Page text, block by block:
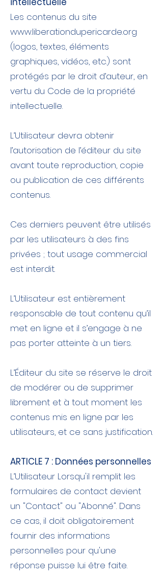
Les contenus du site
www.liberationdupericarde.org
(logos, textes, éléments
graphiques, vidéos, etc.) sont
protégés par le droit d’auteur, en
vertu du Code de la propriété
intellectuelle.
L’Utilisateur devra obtenir
l’autorisation de l’éditeur du site
avant toute reproduction, copie
ou publication de ces différents
contenus.
Ces derniers peuvent être utilisés
par les utilisateurs à des fins
privées ; tout usage commercial
est interdit.
L’Utilisateur est entièrement
responsable de tout contenu qu’il
met en ligne et il s’engage à ne
pas porter atteinte à un tiers.
L’Éditeur du site se réserve le droit
de modérer ou de supprimer
librement et à tout moment les
contenus mis en ligne par les
utilisateurs, et ce sans justification.
ARTICLE 7 : Données personnelles
L’Utilisateur Lorsqu'il remplit les
formulaires de contact devient
un "Contact" ou "Abonné". Dans
ce cas, il doit obligatoirement
fournir des informations
personnelles pour qu'une
réponse puisse lui être faite.